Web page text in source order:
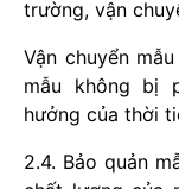
trường, vận
Vận chuyển
mẫu không bị
hưởng của thời
2.4. Bảo quản